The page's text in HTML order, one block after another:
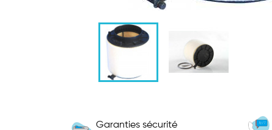
Garanties sécurité